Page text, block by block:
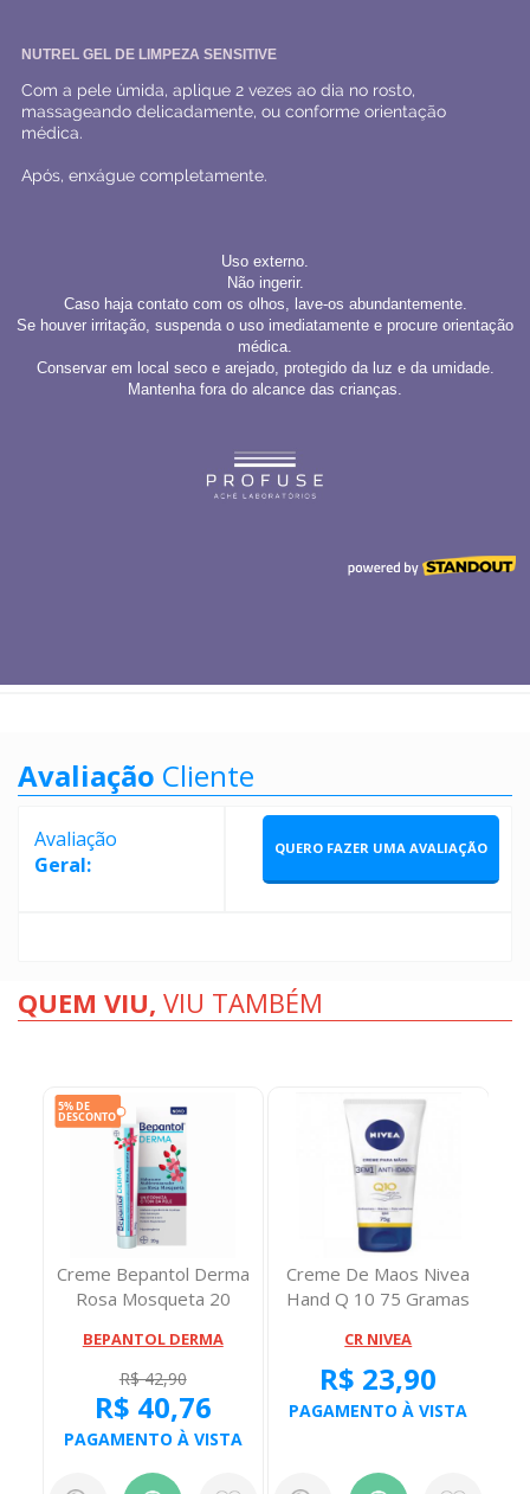
Avaliação Cliente
Avaliação
Geral:
QUERO FAZER UMA AVALIAÇÃO
QUEM VIU, VIU TAMBÉM
Creme Bepantol Derma
Rosa Mosqueta 20
BEPANTOL DERMA
R$ 42,90
R$ 40,76
PAGAMENTO À VISTA
Creme De Maos Nivea
Hand Q 10 75 Gramas
CR NIVEA
R$ 23,90
PAGAMENTO À VISTA